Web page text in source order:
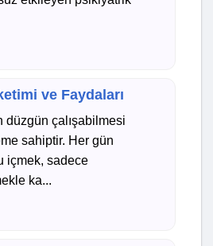
ve Faydaları
düzgün çalışabilmesi
sahiptir. Her gün
içmek, sadece
ka...